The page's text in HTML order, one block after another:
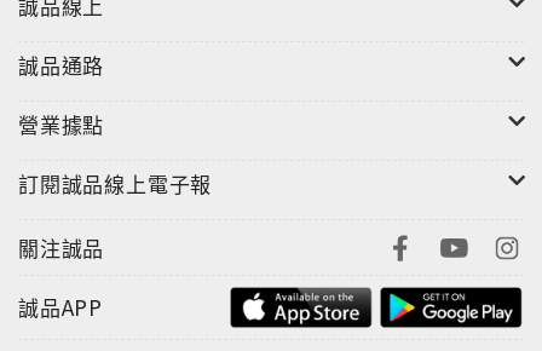
誠品通路
營業據點
訂閱誠品線上電子報
關注誠品
誠品APP